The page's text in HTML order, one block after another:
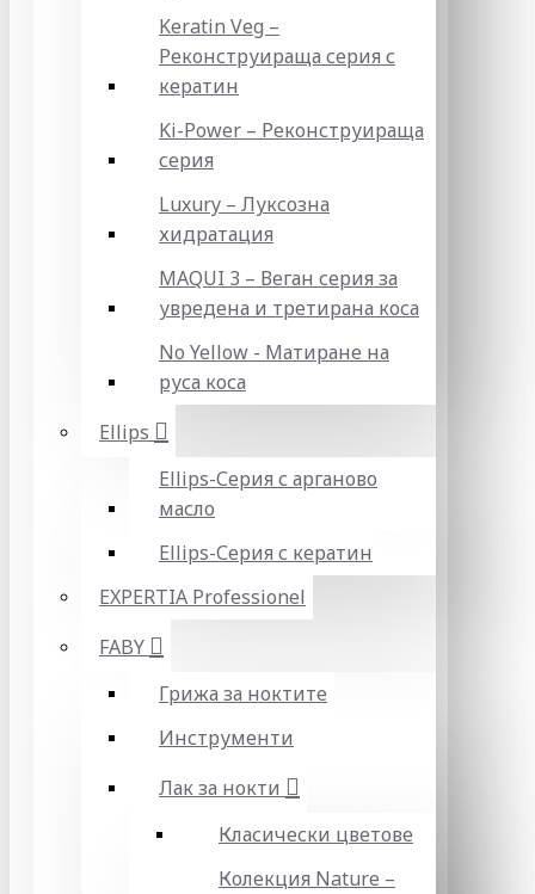
Keratin Veg –
Реконструираща серия с
кератин
Ki-Power – Реконструираща
серия
Luxury – Луксозна
хидратация
MAQUI 3 – Веган серия за
увредена и третирана коса
No Yellow - Матиране на
руса коса
Ellips
Ellips-Серия с арганово
масло
Ellips-Серия с кератин
EXPERTIA Professionel
FABY
Грижа за ноктите
Инструменти
Лак за нокти
Класически цветове
Колекция Nature –